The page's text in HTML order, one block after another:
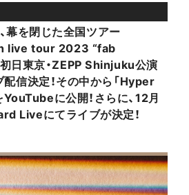
幕を閉じた全国ツアー
live tour 2023 “fab
日東京・ZEPP Shinjuku公演
信決定！その中から「Hyper
に公開！さらに、12月
Liveにてライブが決定！